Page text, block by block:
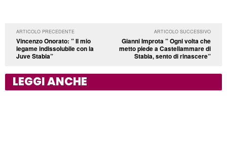
ARTICOLO PRECEDENTE
Vincenzo Onorato: ” Il mio
legame indissolubile con la
Juve Stabia”
ARTICOLO SUCCESSIVO
Gianni Improta ” Ogni volta che
metto piede a Castellammare di
Stabia, sento di rinascere”
LEGGI ANCHE